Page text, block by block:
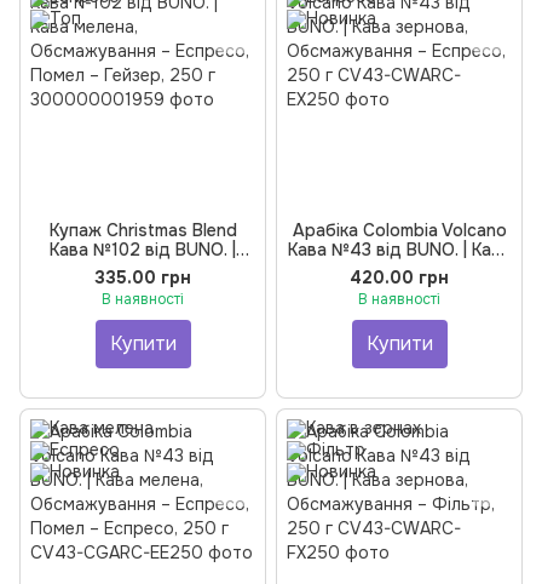
Купаж Christmas Blend
Кава №102 від BUNO. |
Кава мелена,
Обсмажування – Еспресо,
Помел – Гейзер, 250 г
335.00 грн
В наявності
Купити
Арабіка Colombia Volcano
Кава №43 від BUNO. | Кава
зернова, Обсмажування –
Еспресо, 250 г
420.00 грн
В наявності
Купити